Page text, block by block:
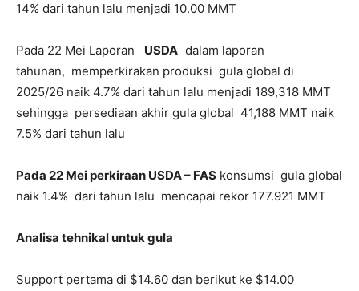
14% dari tahun lalu menjadi 10.00 MMT
Pada 22 Mei Laporan USDA dalam laporan
tahunan, memperkirakan produksi gula global di
2025/26 naik 4.7% dari tahun lalu menjadi 189,318 MMT
sehingga persediaan akhir gula global 41,188 MMT naik
7.5% dari tahun lalu
Pada 22 Mei perkiraan USDA – FAS konsumsi gula global
naik 1.4% dari tahun lalu mencapai rekor 177.921 MMT
Analisa tehnikal untuk gula
Support pertama di $14.60 dan berikut ke $14.00